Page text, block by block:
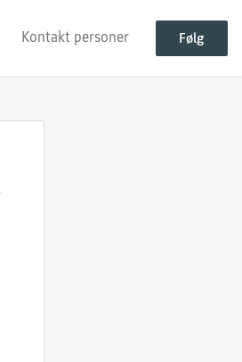
Kontakt personer Følg